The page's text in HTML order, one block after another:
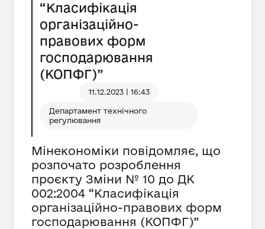
“Класифікація
організаційно-
правових форм
господарювання
(КОПФГ)”
11.12.2023 | 16:43
Департамент технічного
регулювання
Мінекономіки повідомляє, що
розпочато розроблення
проєкту Зміни № 10 до ДК
002:2004 “Класифікація
організаційно-правових форм
господарювання (КОПФГ)”